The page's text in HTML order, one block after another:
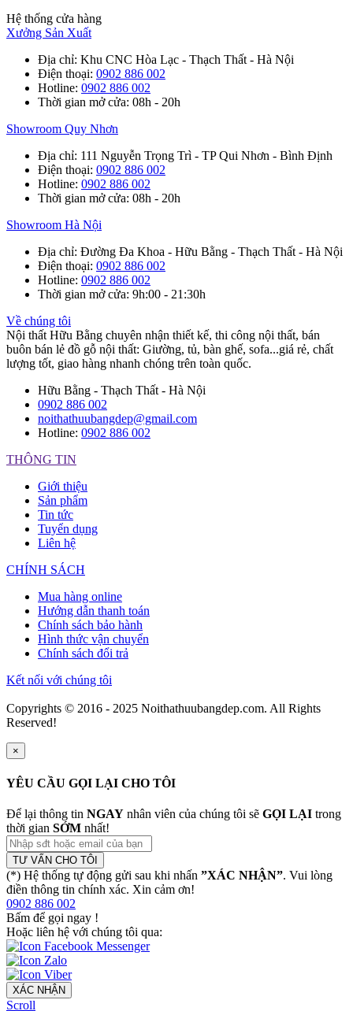
Hệ thống cửa hàng
Xưởng Sản Xuất
Địa chỉ: Khu CNC Hòa Lạc - Thạch Thất - Hà Nội
Điện thoại: 0902 886 002
Hotline: 0902 886 002
Thời gian mở cửa: 08h - 20h
Showroom Quy Nhơn
Địa chỉ: 111 Nguyễn Trọng Trì - TP Qui Nhơn - Bình Định
Điện thoại: 0902 886 002
Hotline: 0902 886 002
Thời gian mở cửa: 08h - 20h
Showroom Hà Nội
Địa chỉ: Đường Đa Khoa - Hữu Bằng - Thạch Thất - Hà Nội
Điện thoại: 0902 886 002
Hotline: 0902 886 002
Thời gian mở cửa: 9h:00 - 21:30h
Về chúng tôi
Nội thất Hữu Bằng chuyên nhận thiết kế, thi công nội thất, bán
buôn bán lẻ đồ gỗ nội thất: Giường, tủ, bàn ghế, sofa...giá rẻ, chất
lượng tốt, giao hàng nhanh chóng trên toàn quốc.
Hữu Bằng - Thạch Thất - Hà Nội
0902 886 002
noithathuubangdep@gmail.com
Hotline: 0902 886 002
THÔNG TIN
Giới thiệu
Sản phẩm
Tin tức
Tuyển dụng
Liên hệ
CHÍNH SÁCH
Mua hàng online
Hướng dẫn thanh toán
Chính sách bảo hành
Hình thức vận chuyển
Chính sách đổi trả
Kết nối với chúng tôi
Copyrights © 2016 - 2025 Noithathuubangdep.com. All Rights
Reserved!
×
YÊU CẦU GỌI LẠI CHO TÔI
Để lại thông tin NGAY nhân viên của chúng tôi sẽ GỌI LẠI trong
thời gian SỚM nhất!
TƯ VẤN CHO TÔI
(*) Hệ thống tự động gửi sau khi nhấn ”XÁC NHẬN”. Vui lòng
điền thông tin chính xác. Xin cảm ơn!
0902 886 002
Bấm để gọi ngay !
Hoặc liên hệ với chúng tôi qua:
XÁC NHẬN
Scroll